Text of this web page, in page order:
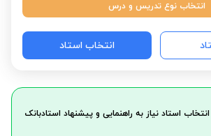
انتخاب نوع تدریس و درس
انتخاب استاد
انتخاب استاد نیاز به راهنمایی و پیشنهاد استادبانک